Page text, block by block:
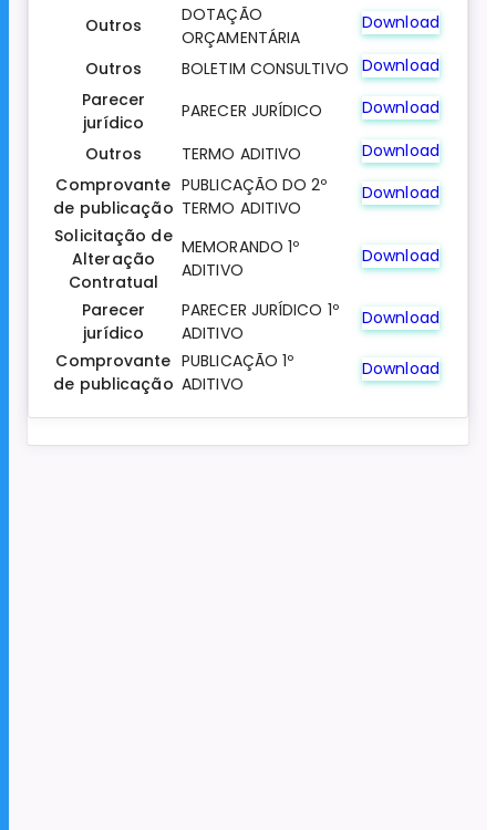
Outros
DOTAÇÃO
ORÇAMENTÁRIA
Download
Outros BOLETIM CONSULTIVO
Download
Parecer
jurídico
PARECER JURÍDICO Download
Outros TERMO ADITIVO
Download
Comprovante
de publicação
PUBLICAÇÃO DO 2º
TERMO ADITIVO
Download
Solicitação de
Alteração
Contratual
MEMORANDO 1º
ADITIVO
Download
Parecer
jurídico
PARECER JURÍDICO 1º
ADITIVO
Download
Comprovante
de publicação
PUBLICAÇÃO 1º
ADITIVO
Download